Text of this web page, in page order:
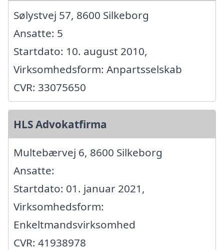
Sølystvej 57, 8600 Silkeborg
Ansatte: 5
Startdato: 10. august 2010,
Virksomhedsform: Anpartsselskab
CVR: 33075650
HLS Advokatfirma
Multebærvej 6, 8600 Silkeborg
Ansatte:
Startdato: 01. januar 2021,
Virksomhedsform:
Enkeltmandsvirksomhed
CVR: 41938978